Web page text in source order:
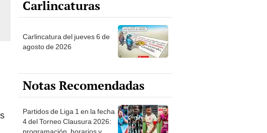
Carlincatura del jueves 6 de
Notas Recomendadas
Partidos de Liga 1 en la fecha
4 del Torneo Clausura 2026:
programación, horarios y
dónde ver
Senamhi advierte llegada de